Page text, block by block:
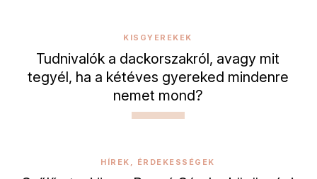
KISGYEREKEK
Tudnivalók a dackorszakról, avagy mit
tegyél, ha a kétéves gyereked mindenre
nemet mond?
HÍREK, ÉRDEKESSÉGEK